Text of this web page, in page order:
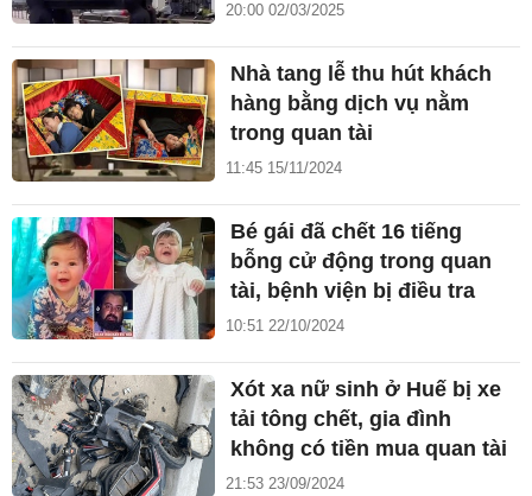
20:00 02/03/2025
Nhà tang lễ thu hút khách
hàng bằng dịch vụ nằm
trong quan tài
11:45 15/11/2024
Bé gái đã chết 16 tiếng
bỗng cử động trong quan
tài, bệnh viện bị điều tra
10:51 22/10/2024
Xót xa nữ sinh ở Huế bị xe
tải tông chết, gia đình
không có tiền mua quan tài
21:53 23/09/2024